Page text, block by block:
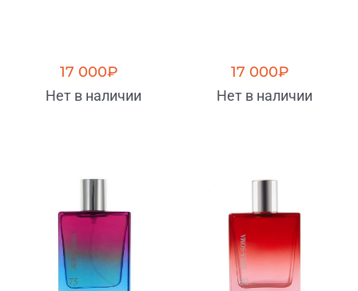
17 000₽
Нет в наличии
17 000₽
Нет в наличии